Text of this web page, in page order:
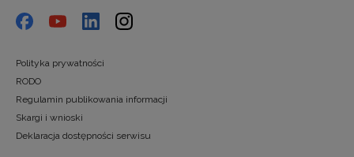
Polityka prywatności
RODO
Regulamin publikowania informacji
Skargi i wnioski
Deklaracja dostępności serwisu